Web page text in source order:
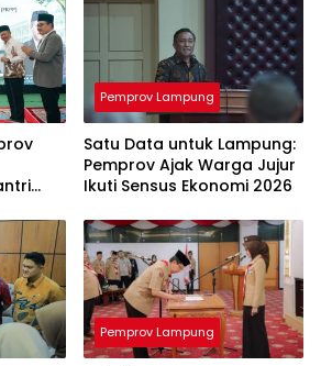
Pemprov Lampung
Satu Data untuk Lampung:
Pemprov Ajak Warga Jujur
Ikuti Sensus Ekonomi 2026
Pemprov Lampung